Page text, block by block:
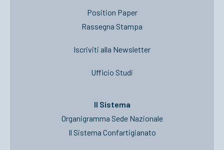
Position Paper
Rassegna Stampa
Iscriviti alla Newsletter
Ufficio Studi
Il Sistema
Organigramma Sede Nazionale
Il Sistema Confartigianato